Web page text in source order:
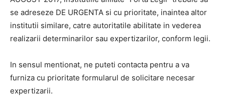
se adreseze DE URGENTA si cu prioritate, inaintea altor
institutii similare, catre autoritatile abilitate in vederea
realizarii determinarilor sau expertizarilor, conform legii.
In sensul mentionat, ne puteti contacta pentru a va
furniza cu prioritate formularul de solicitare necesar
expertizarii.